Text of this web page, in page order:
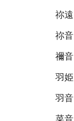
祢遠
祢音
禰音
羽姫
羽音
菜音